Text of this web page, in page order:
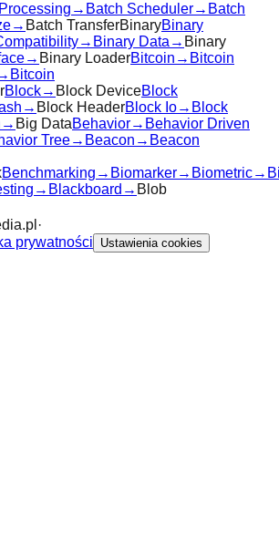
→ Batch Scheduler→ Batch
→ Batch TransferBinaryBinary
→ Binary Data → Binary
→ Binary LoaderBitcoin → Bitcoin
Bitcoin
Block→ Block DeviceBlock
→ Block HeaderBlock Io→ Block
→ Big DataBehavior→ Behavior Driven
Tree→ Beacon → Beacon
Benchmarking → Biomarker→ Biometric→
→ Blackboard → Blob
·
prywatności Ustawienia cookies